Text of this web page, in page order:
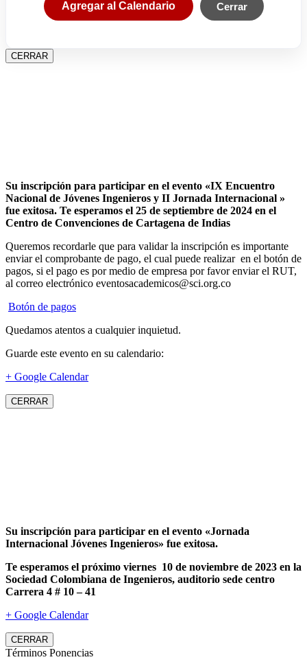
Agregar al Calendario Cerrar
CERRAR
Su inscripción para participar en el evento «IX Encuentro
Nacional de Jóvenes Ingenieros y II Jornada Internacional »
fue exitosa. Te esperamos el 25 de septiembre de 2024 en el
Centro de Convenciones de Cartagena de Indias
Queremos recordarle que para validar la inscripción es importante
enviar el comprobante de pago, el cual puede realizar en el botón de
pagos, si el pago es por medio de empresa por favor enviar el RUT,
al correo electrónico eventosacademicos@sci.org.co
Botón de pagos
Quedamos atentos a cualquier inquietud.
Guarde este evento en su calendario:
+ Google Calendar
CERRAR
Su inscripción para participar en el evento «Jornada
Internacional Jóvenes Ingenieros» fue exitosa.
Te esperamos el próximo viernes 10 de noviembre de 2023 en la
Sociedad Colombiana de Ingenieros, auditorio sede centro
Carrera 4 # 10 – 41
+ Google Calendar
CERRAR
Términos Ponencias